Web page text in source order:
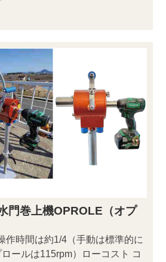
門巻上機OPROLE（オプ
作時間は約1/4（手動は標準的に
ールは115rpm）ローコスト コ